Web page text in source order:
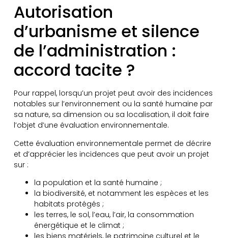
Autorisation
d’urbanisme et silence
de l’administration :
accord tacite ?
Pour rappel, lorsqu’un projet peut avoir des incidences
notables sur l’environnement ou la santé humaine par
sa nature, sa dimension ou sa localisation, il doit faire
l’objet d’une évaluation environnementale.
Cette évaluation environnementale permet de décrire
et d’apprécier les incidences que peut avoir un projet
sur :
la population et la santé humaine ;
la biodiversité, et notamment les espèces et les
habitats protégés ;
les terres, le sol, l’eau, l’air, la consommation
énergétique et le climat ;
les biens matériels, le patrimoine culturel et le